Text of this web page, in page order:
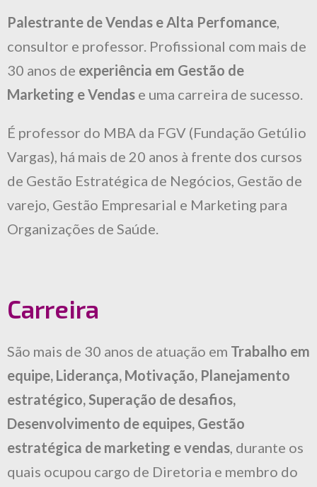
Palestrante de Vendas e Alta Perfomance,
consultor e professor. Profissional com mais de
30 anos de experiência em Gestão de
Marketing e Vendas e uma carreira de sucesso.
É professor do MBA da FGV (Fundação Getúlio
Vargas), há mais de 20 anos à frente dos cursos
de Gestão Estratégica de Negócios, Gestão de
varejo, Gestão Empresarial e Marketing para
Organizações de Saúde.
Carreira
São mais de 30 anos de atuação em Trabalho em
equipe, Liderança, Motivação, Planejamento
estratégico, Superação de desafios,
Desenvolvimento de equipes, Gestão
estratégica de marketing e vendas, durante os
quais ocupou cargo de Diretoria e membro do